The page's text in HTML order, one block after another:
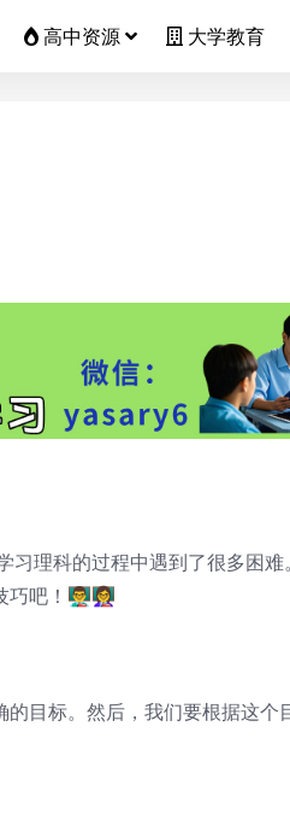
高中资源 大学教育
理科的过程中遇到了很多困
！👨‍🏫👩‍🏫
目标。然后，我们要根据这个